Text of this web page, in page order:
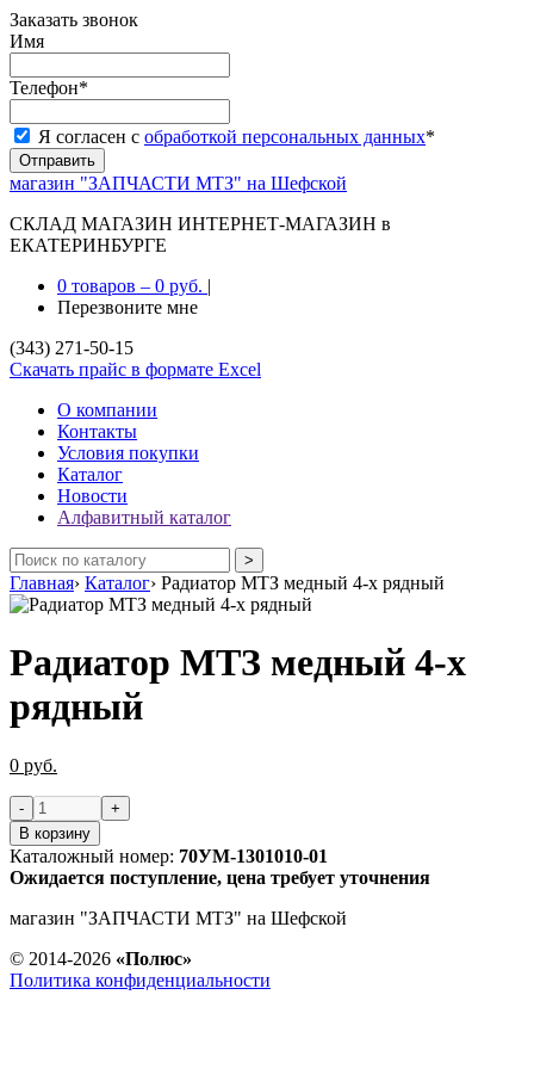
Заказать звонок
Имя
Телефон*
Я согласен с обработкой персональных данных*
магазин "ЗАПЧАСТИ МТЗ" на Шефской
СКЛАД МАГАЗИН ИНТЕРНЕТ-МАГАЗИН в
ЕКАТЕРИНБУРГЕ
0 товаров – 0 руб. |
Перезвоните мне
(343) 271-50-15
Скачать прайс в формате Excel
О компании
Контакты
Условия покупки
Каталог
Новости
Алфавитный каталог
Главная› Каталог› Радиатор МТЗ медный 4-х рядный
Радиатор МТЗ медный 4-х
рядный
0 руб.
В корзину
Каталожный номер: 70УМ-1301010-01
Ожидается поступление, цена требует уточнения
магазин "ЗАПЧАСТИ МТЗ" на Шефской
© 2014-2026 «Полюс»
Политика конфиденциальности